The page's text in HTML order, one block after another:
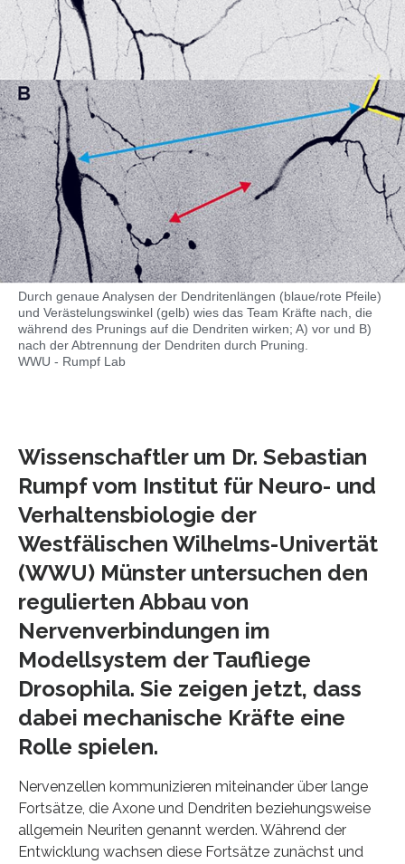
Durch genaue Analysen der Dendritenlängen (blaue/rote Pfeile)
und Verästelungswinkel (gelb) wies das Team Kräfte nach, die
während des Prunings auf die Dendriten wirken; A) vor und B)
nach der Abtrennung der Dendriten durch Pruning.
WWU - Rumpf Lab
Wissenschaftler um Dr. Sebastian
Rumpf vom Institut für Neuro- und
Verhaltensbiologie der
Westfälischen Wilhelms-Univertät
(WWU) Münster untersuchen den
regulierten Abbau von
Nervenverbindungen im
Modellsystem der Taufliege
Drosophila. Sie zeigen jetzt, dass
dabei mechanische Kräfte eine
Rolle spielen.
Nervenzellen kommunizieren miteinander über lange
Fortsätze, die Axone und Dendriten beziehungsweise
allgemein Neuriten genannt werden. Während der
Entwicklung wachsen diese Fortsätze zunächst und